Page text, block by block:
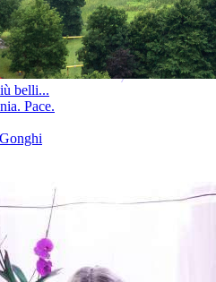
belli...
Pace.